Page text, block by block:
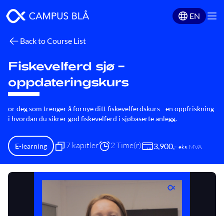
EN
Back to Course List
Fiskevelferd sjø –
oppdateringskurs
or deg som trenger å fornye ditt fiskevelferdskurs - en oppfriskning
i hvordan du sikrer god fiskevelferd i sjøbaserte anlegg.
E-learning 7 kapitler 2 Time(r) 3,900,- eks. MVA